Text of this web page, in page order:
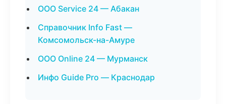
ООО Service 24 — Абакан
Справочник Info Fast —
Комсомольск-на-Амуре
ООО Online 24 — Мурманск
Инфо Guide Pro — Краснодар